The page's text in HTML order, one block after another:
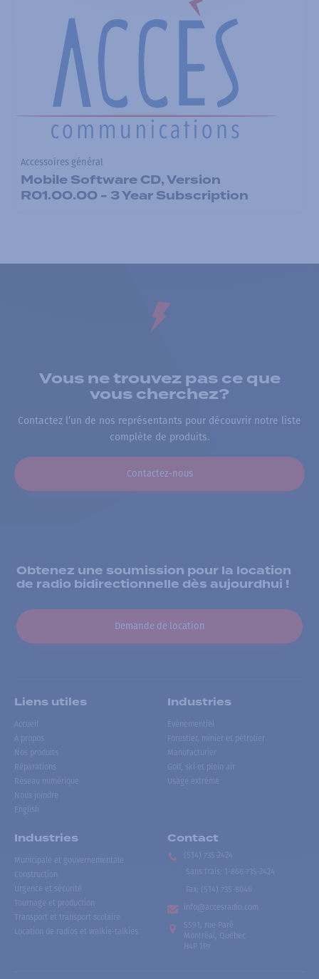
Accessoires général
Mobile Software CD, Version
R01.00.00 - 3 Year Subscription
Vous ne trouvez pas ce que
vous cherchez?
Contactez l’un de nos représentants pour découvrir notre liste
complète de produits.
Contactez-nous
Obtenez une soumission pour la location
de radio bidirectionnelle dès aujourdhui !
Demande de location
Liens utiles
Accueil
À propos
Nos produits
Réparations
Réseau numérique
Nous joindre
English
Industries
Événementiel
Forestier, minier et pétrolier
Manufacturier
Golf, ski et plein air
Usage extrême
Industries
Municipale et gouvernementale
Construction
Urgence et sécurité
Tournage et production
Transport et transport scolaire
Location de radios et walkie-talkies
Contact
(514) 735-2424
Sans frais
1-866-735-2424
Fax:
(514) 735-8046
info@accesradio.com
5591, rue Paré
Montréal, Québec
H4P 1P7